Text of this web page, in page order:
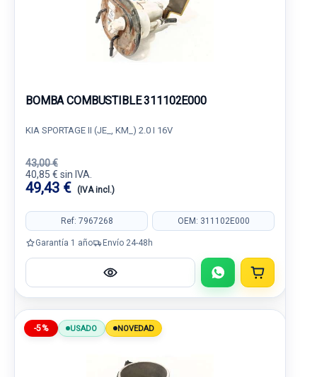
BOMBA COMBUSTIBLE 311102E000
KIA SPORTAGE II (JE_, KM_) 2.0 I 16V
43,00 €
40,85 € sin IVA.
49,43 € (IVA incl.)
Ref: 7967268 OEM: 311102E000
Garantía 1 año Envío 24-48h
-5% USADO NOVEDAD